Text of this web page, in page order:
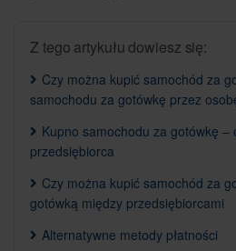
Z tego artykułu dowiesz się:
Czy można kupić samochód za
samochodu za gotówkę przez
Kupno samochodu za gotówkę –
przedsiębiorca
Czy można kupić samochód za
gotówką między przedsiębiorcami
Alternatywne metody płatności